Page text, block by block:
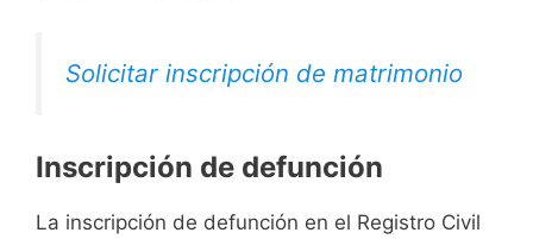
Solicitar inscripción de matrimonio
Inscripción de defunción
La inscripción de defunción en el Registro Civil